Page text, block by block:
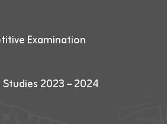
Examination
2023 – 2024